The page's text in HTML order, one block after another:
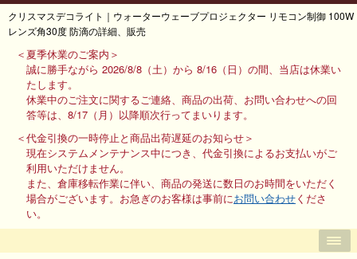
クリスマスデコライト｜ウォーターウェーブプロジェクター リモコン制御 100W
レンズ角30度 防滴の詳細、販売
＜夏季休業のご案内＞
誠に勝手ながら 2026/8/8（土）から 8/16（日）の間、当店は休業い
たします。
休業中のご注文に関するご連絡、商品の出荷、お問い合わせへの回
答等は、8/17（月）以降順次行ってまいります。
＜代金引換の一時停止と商品出荷遅延のお知らせ＞
現在システムメンテナンス中につき、代金引換によるお支払いがご
利用いただけません。
また、倉庫移転作業に伴い、商品の発送に数日のお時間をいただく
場合がございます。お急ぎのお客様は事前にお問い合わせくださ
い。